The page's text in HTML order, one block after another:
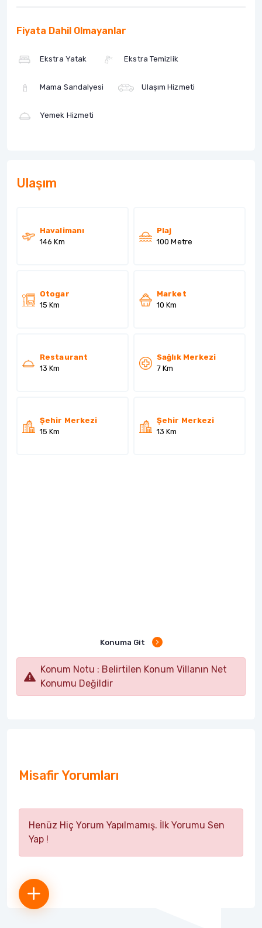
Fiyata Dahil Olmayanlar
Ekstra Yatak Ekstra Temizlik
Mama Sandalyesi Ulaşım Hizmeti
Yemek Hizmeti
Ulaşım
Havalimanı
146 Km
Plaj
100 Metre
Otogar
15 Km
Market
10 Km
Restaurant
13 Km
Sağlık Merkezi
7 Km
Şehir Merkezi
15 Km
Şehir Merkezi
13 Km
Konuma Git
Konum Notu : Belirtilen Konum Villanın Net
Konumu Değildir
Misafir Yorumları
Henüz Hiç Yorum Yapılmamış. İlk Yorumu Sen
Yap !